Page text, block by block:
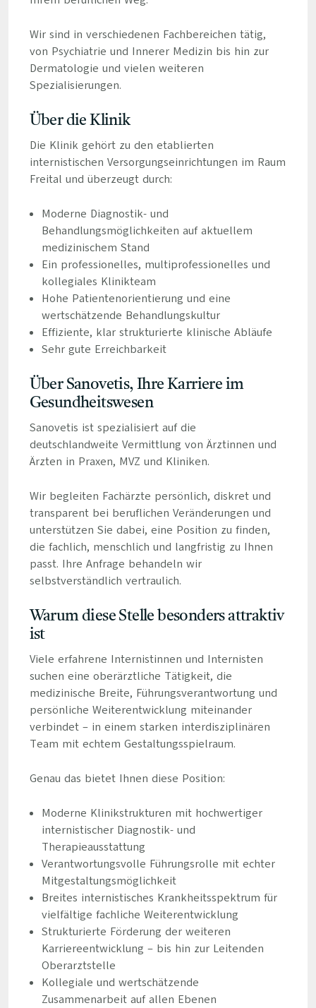
Wir sind in verschiedenen Fachbereichen tätig,
von Psychiatrie und Innerer Medizin bis hin zur
Dermatologie und vielen weiteren
Spezialisierungen.
Über die Klinik
Die Klinik gehört zu den etablierten
internistischen Versorgungseinrichtungen im Raum
Freital und überzeugt durch:
Moderne Diagnostik- und
Behandlungsmöglichkeiten auf aktuellem
medizinischem Stand
Ein professionelles, multiprofessionelles und
kollegiales Klinikteam
Hohe Patientenorientierung und eine
wertschätzende Behandlungskultur
Effiziente, klar strukturierte klinische Abläufe
Sehr gute Erreichbarkeit
Über Sanovetis, Ihre Karriere im
Gesundheitswesen
Sanovetis ist spezialisiert auf die
deutschlandweite Vermittlung von Ärztinnen und
Ärzten in Praxen, MVZ und Kliniken.
Wir begleiten Fachärzte persönlich, diskret und
transparent bei beruflichen Veränderungen und
unterstützen Sie dabei, eine Position zu finden,
die fachlich, menschlich und langfristig zu Ihnen
passt. Ihre Anfrage behandeln wir
selbstverständlich vertraulich.
Warum diese Stelle besonders attraktiv
ist
Viele erfahrene Internistinnen und Internisten
suchen eine oberärztliche Tätigkeit, die
medizinische Breite, Führungsverantwortung und
persönliche Weiterentwicklung miteinander
verbindet – in einem starken interdisziplinären
Team mit echtem Gestaltungsspielraum.
Genau das bietet Ihnen diese Position:
Moderne Klinikstrukturen mit hochwertiger
internistischer Diagnostik- und
Therapieausstattung
Verantwortungsvolle Führungsrolle mit echter
Mitgestaltungsmöglichkeit
Breites internistisches Krankheitsspektrum für
vielfältige fachliche Weiterentwicklung
Strukturierte Förderung der weiteren
Karriereentwicklung – bis hin zur Leitenden
Oberarztstelle
Kollegiale und wertschätzende
Zusammenarbeit auf allen Ebenen